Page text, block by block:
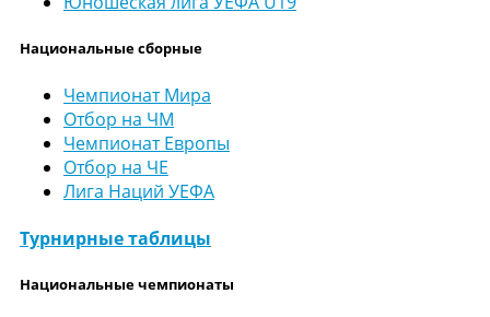
Национальные сборные
Чемпионат Мира
Отбор на ЧМ
Чемпионат Европы
Отбор на ЧЕ
Лига Наций УЕФА
Турнирные таблицы
Национальные чемпионаты